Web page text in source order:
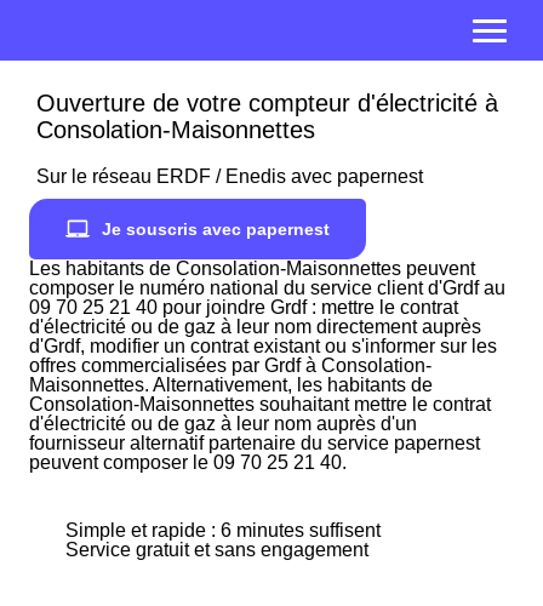
Ouverture de votre compteur d'électricité à
Consolation-Maisonnettes
Sur le réseau ERDF / Enedis avec papernest
Je souscris avec papernest
Les habitants de Consolation-Maisonnettes peuvent
composer le numéro national du service client d'Grdf au
09 70 25 21 40 pour joindre Grdf : mettre le contrat
d'électricité ou de gaz à leur nom directement auprès
d'Grdf, modifier un contrat existant ou s'informer sur les
offres commercialisées par Grdf à Consolation-
Maisonnettes. Alternativement, les habitants de
Consolation-Maisonnettes souhaitant mettre le contrat
d'électricité ou de gaz à leur nom auprès d'un
fournisseur alternatif partenaire du service papernest
peuvent composer le 09 70 25 21 40.
Simple et rapide : 6 minutes suffisent
Service gratuit et sans engagement